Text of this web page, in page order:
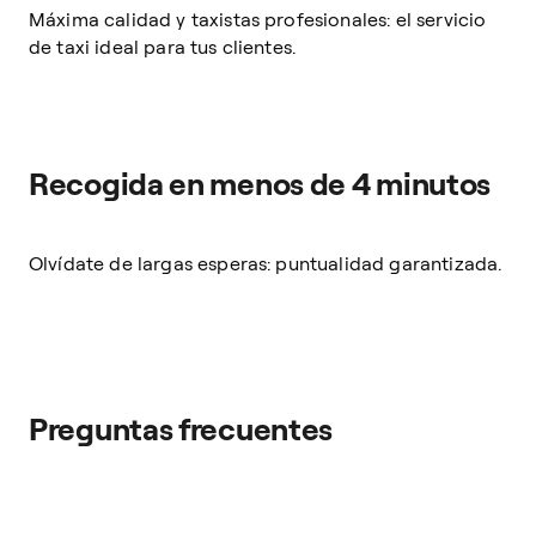
Máxima calidad y taxistas profesionales: el servicio
de taxi ideal para tus clientes.
Recogida en menos de 4 minutos
Olvídate de largas esperas: puntualidad garantizada.
Preguntas frecuentes